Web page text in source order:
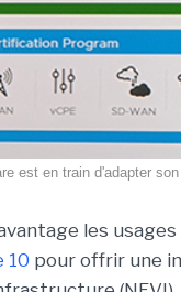
est en train d'adapter
les
10 pour offrir une